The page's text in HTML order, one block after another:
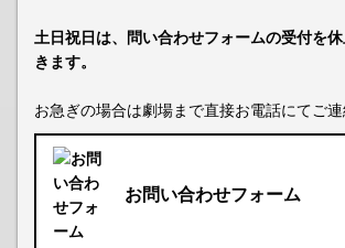
土日祝日は、問い合わせフォームの受付を
きます。
お急ぎの場合は劇場まで直接お電話にてご連
お問い合わせフォーム